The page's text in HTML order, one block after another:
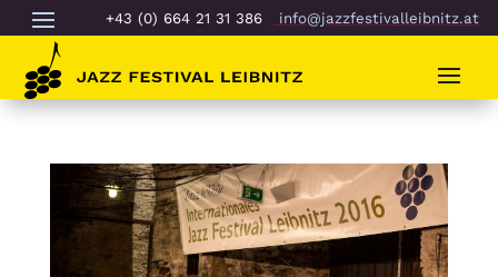
+43 (0) 664 21 31 386 info@jazzfestivalleibnitz.at